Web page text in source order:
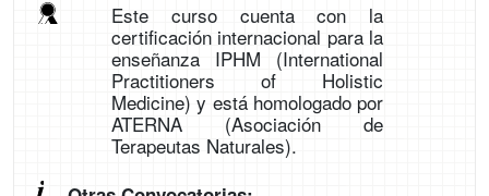
Este curso cuenta con la
certificación internacional para la
enseñanza IPHM (International
Practitioners of Holistic
Medicine) y está homologado por
ATERNA (Asociación de
Terapeutas Naturales).